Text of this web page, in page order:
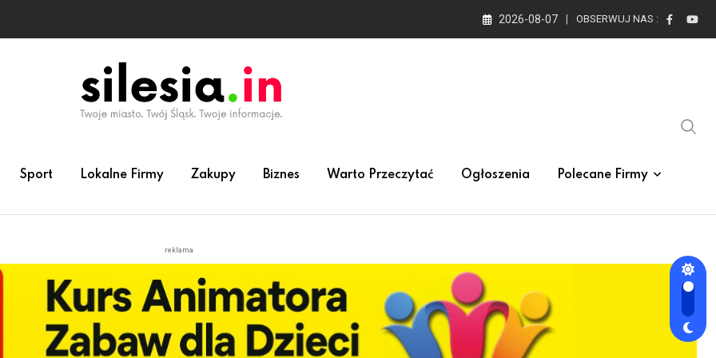
2026-08-07 OBSERWUJ NAS :
Sport Lokalne Firmy Zakupy Biznes Warto Przeczytać Ogłoszenia Polecane Firmy
reklama